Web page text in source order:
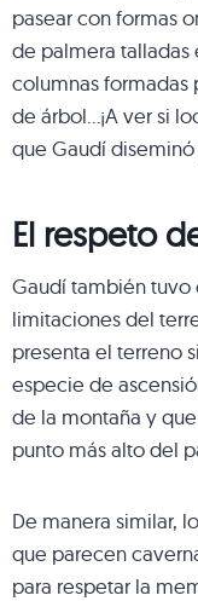
pasear con formas
de palmera talladas
columnas
de árbol…¡A ver si
que Gaudí
El respeto
Gaudí también tuvo
limitaciones del
presenta el terreno
especie de
de la montaña y
punto más alto del
De manera similar,
que parecen
para respetar la